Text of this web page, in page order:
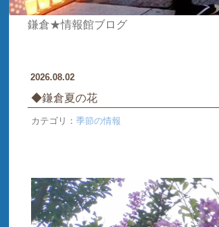
鎌倉★情報館ブログ
2026.08.02
◆鎌倉夏の花
カテゴリ： 季節の情報